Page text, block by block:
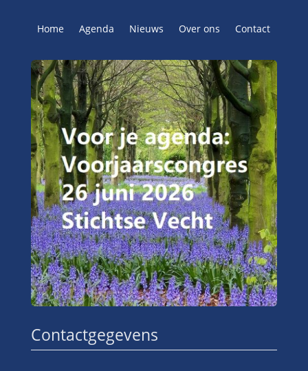
Home Agenda Nieuws Over ons Contact
Contactgegevens